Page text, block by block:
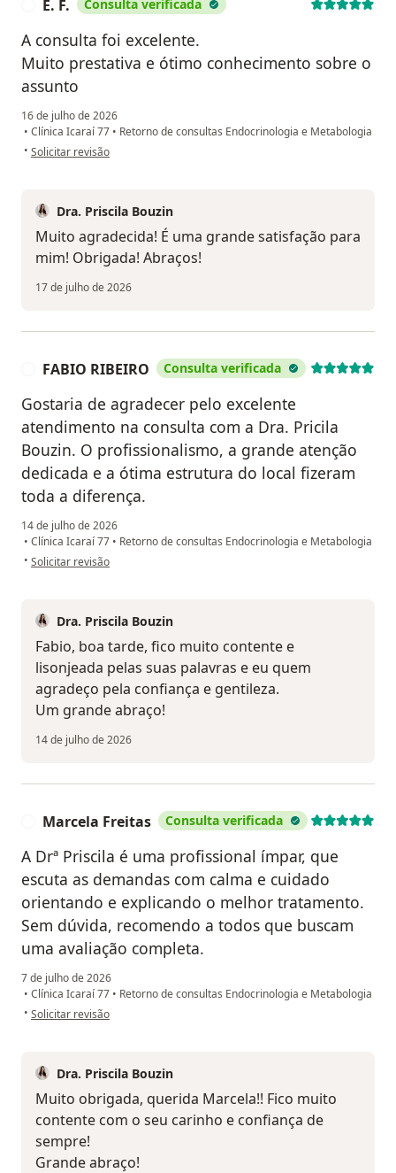
E. F. Consulta verificada
A consulta foi excelente.
Muito prestativa e ótimo conhecimento sobre o
assunto
16 de julho de 2026
• Clínica Icaraí 77 • Retorno de consultas Endocrinologia e Metabologia
• na opinião do utilizador E. F.
Solicitar revisão
Dra. Priscila Bouzin
Muito agradecida! É uma grande satisfação para
mim! Obrigada! Abraços!
17 de julho de 2026
FABIO RIBEIRO Consulta verificada
Gostaria de agradecer pelo excelente
atendimento na consulta com a Dra. Pricila
Bouzin. O profissionalismo, a grande atenção
dedicada e a ótima estrutura do local fizeram
toda a diferença.
14 de julho de 2026
• Clínica Icaraí 77 • Retorno de consultas Endocrinologia e Metabologia
• na opinião do utilizador FABIO RIBEIRO
Solicitar revisão
Dra. Priscila Bouzin
Fabio, boa tarde, fico muito contente e
lisonjeada pelas suas palavras e eu quem
agradeço pela confiança e gentileza.
Um grande abraço!
14 de julho de 2026
Marcela Freitas Consulta verificada
A Drª Priscila é uma profissional ímpar, que
escuta as demandas com calma e cuidado
orientando e explicando o melhor tratamento.
Sem dúvida, recomendo a todos que buscam
uma avaliação completa.
7 de julho de 2026
• Clínica Icaraí 77 • Retorno de consultas Endocrinologia e Metabologia
• na opinião do utilizador Marcela Freitas
Solicitar revisão
Dra. Priscila Bouzin
Muito obrigada, querida Marcela!! Fico muito
contente com o seu carinho e confiança de
sempre!
Grande abraço!